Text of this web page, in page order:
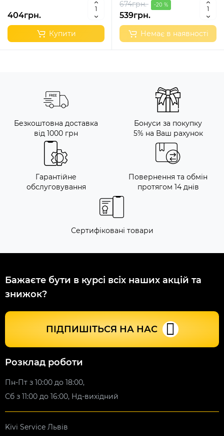
404грн.
Купити
674грн. -20 %
539грн.
Немає в наявності
Безкоштовна доставка
від 1000 грн
Бонуси за покупку
5% на Ваш рахунок
Гарантійне
обслуговування
Повернення та обмін
протягом 14 днів
Сертифіковані товари
Бажаєте бути в курсі всіх наших акцій та
знижок?
ПІДПИШІТЬСЯ НА НАС
Розклад роботи
Пн-Пт з 10:00 до 18:00,
Сб з 11:00 до 16:00, Нд-вихідний
Kivi Service Львів